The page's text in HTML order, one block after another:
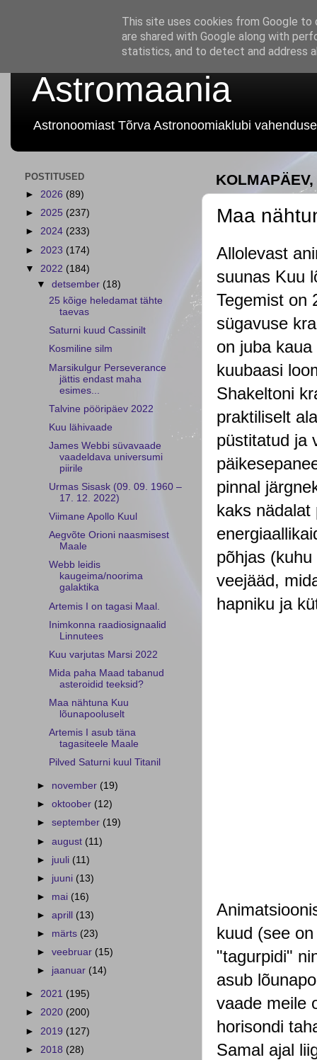
Astromaania
Astronoomiast Tõrva Astronoomiaklubi
Maa
Allolevast
suunas Kuu
Tegemist on
sügavuse
on juba
kuubaasi
Shakeltoni
praktiliselt
püstitatud ja
pinnal
kaks nädalat
põhjas
veejääd,
hapniku ja
kuud (see
"tagurpidi"
asub
vaade meile
horisondi
Samal ajal
POSTITUSED
► 2026 (89)
► 2025 (237)
► 2024 (233)
► 2023 (174)
▼ 2022 (184)
▼detsember (18)
25 kõige heledamat tähte
taevas
Saturni kuud Cassinilt
Kosmiline silm
Marsikulgur Perseverance
jättis endast maha
esimes...
Talvine pööripäev 2022
Kuu lähivaade
James Webbi süvavaade
vaadeldava universumi
piirile
Urmas Sisask (09. 09. 1960 –
17. 12. 2022)
Viimane Apollo Kuul
Aegvõte Orioni naasmisest
Maale
Webb leidis
kaugeima/noorima
galaktika
Artemis I on tagasi Maal.
Inimkonna raadiosignaalid
Linnutees
Kuu varjutas Marsi 2022
Mida paha Maad tabanud
asteroidid teeksid?
Maa nähtuna Kuu
lõunapooluselt
Artemis I asub täna
tagasiteele Maale
Pilved Saturni kuul Titanil
► november (19)
►oktoober (12)
►september (19)
►august (11)
► juuli (11)
► juuni (13)
► mai (16)
►aprill (13)
► märts (23)
►veebruar (15)
► jaanuar (14)
► 2021 (195)
► 2020 (200)
► 2019 (127)
► 2018 (28)
This site uses cookies from Google to
are shared with Google along with
statistics, and to detect and address